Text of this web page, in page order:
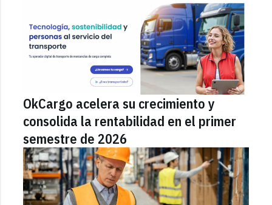
OkCargo acelera su crecimiento y
consolida la rentabilidad en el primer
semestre de 2026